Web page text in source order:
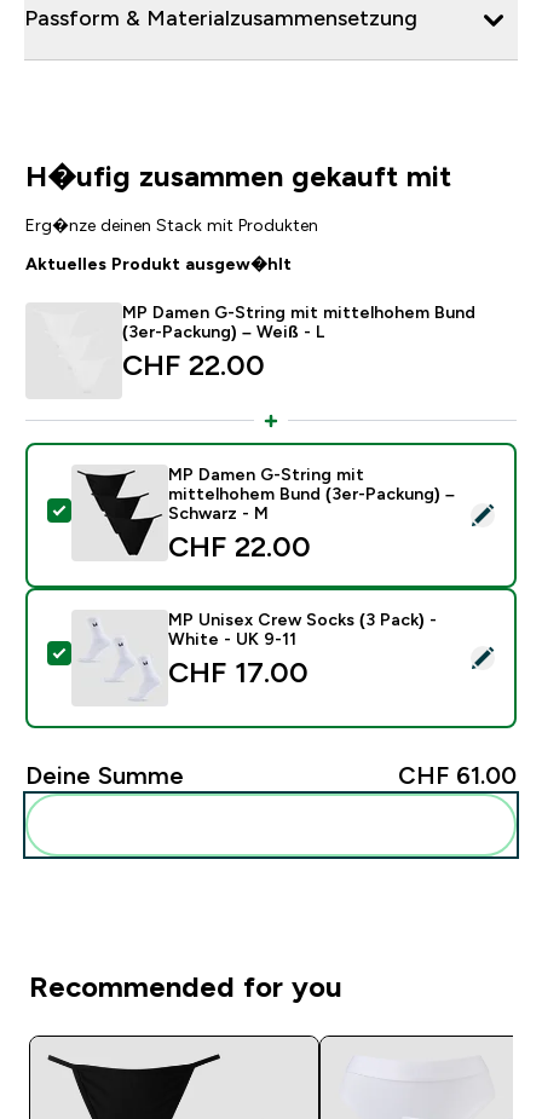
Passform & Materialzusammensetzung
H�ufig zusammen gekauft mit
Erg�nze deinen Stack mit Produkten
Aktuelles Produkt ausgew�hlt
MP Damen G-String mit mittelhohem Bund
(3er-Packung) – Weiß - L
CHF 22.00‎
Dieses Produkt ausw�hlen - MP Damen G-String
MP Damen G-String mit
mittelhohem Bund (3er-Packung) –
Schwarz - M
CHF 22.00‎
Dieses Produkt ausw�hlen - MP Unisex Crew Socks
MP Unisex Crew Socks (3 Pack) -
White - UK 9-11
CHF 17.00‎
Deine Summe CHF 61.00‎
Recommended for you